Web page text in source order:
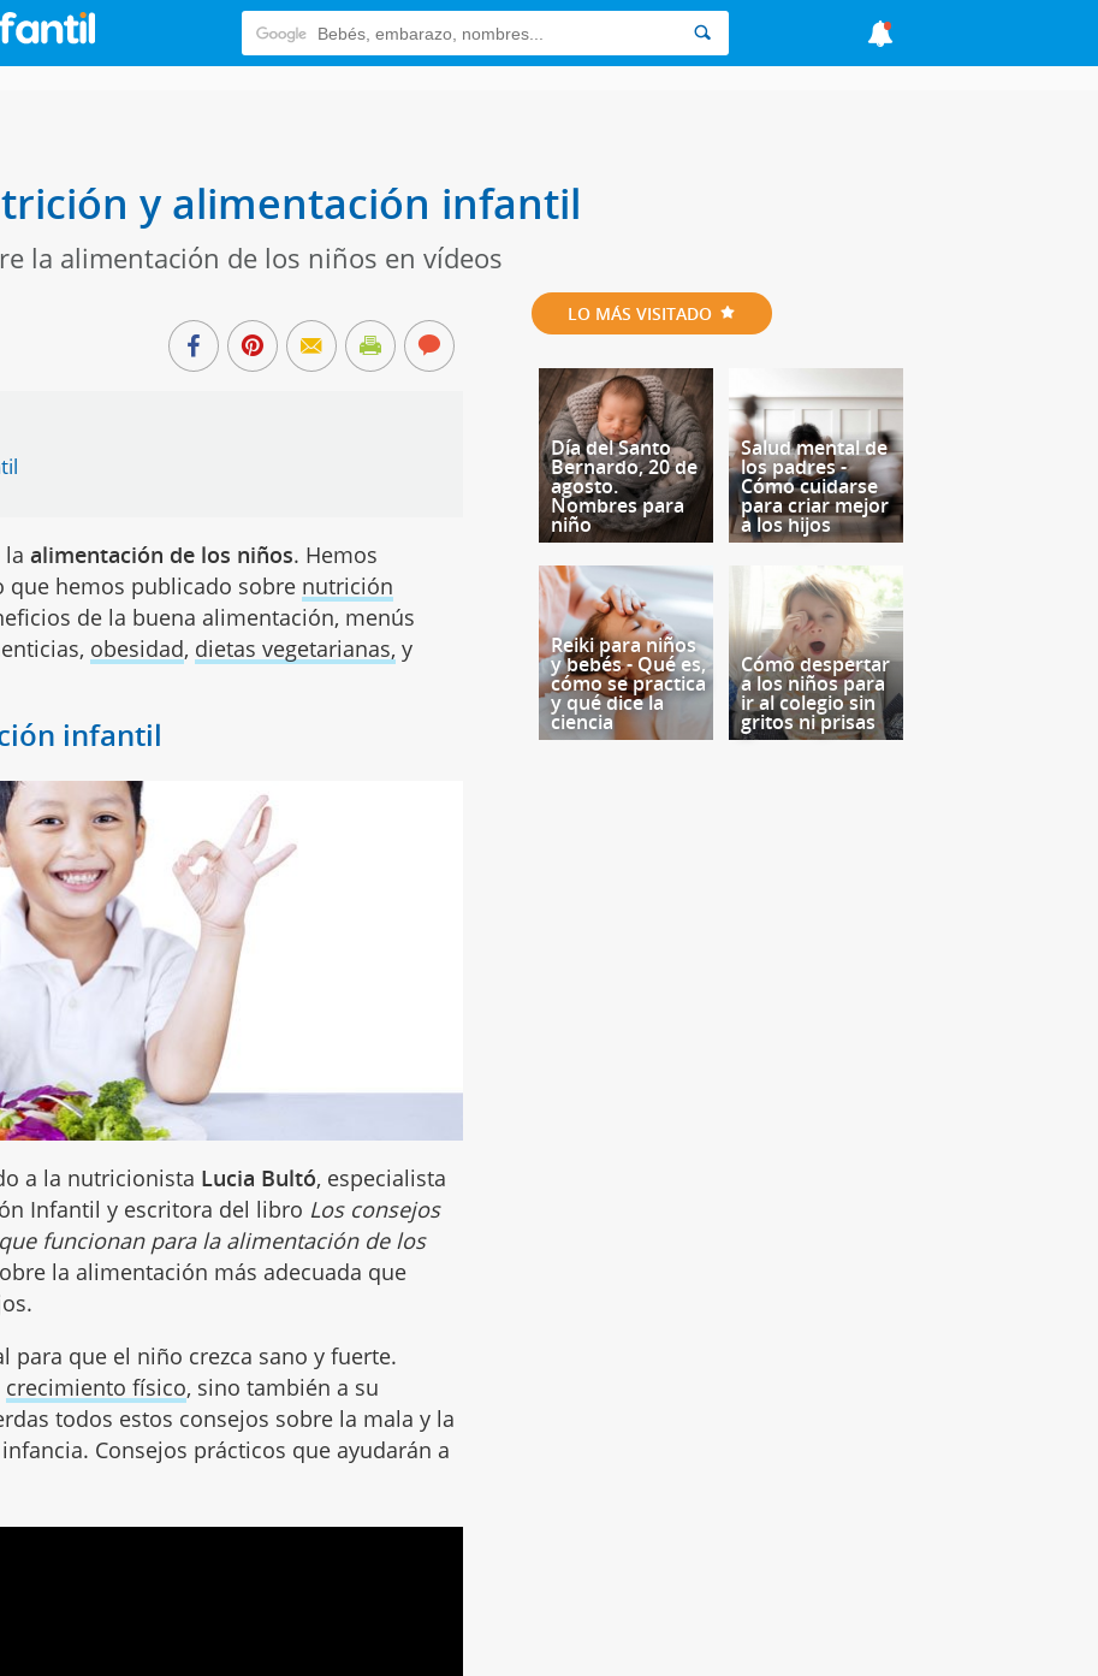
y alimentación infantil
la alimentación de los niños en vídeos
laalimentación de los niños. Hemos
que hemos publicado sobre nutrición
de la buena alimentación, menús
obesidad, dietas vegetarianas, y
infantil
a la nutricionista Lucia Bultó, especialista
Infantil y escritora del libro Los consejos
funcionan para la alimentación de los
la alimentación más adecuada que
para que el niño crezca sano y fuerte.
crecimiento físico, sino también a su
todos estos consejos sobre la mala y la
Consejos prácticos que ayudarán a
LO MÁS VISITADO
Día del Santo
Bernardo, 20 de
agosto.
Nombres para
niño
Salud mental de
los padres -
Cómo cuidarse
para criar mejor
a los hijos
Reiki para niños
y bebés - Qué es,
cómo se practica
y qué dice la
ciencia
Cómo despertar
a los niños para
ir al colegio sin
gritos ni prisas